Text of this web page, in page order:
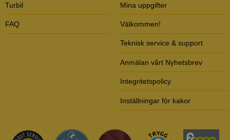
Turbil
FAQ
Mina uppgifter
Välkommen!
Teknisk service & support
Anmälan vårt Nyhetsbrev
Integritetspolicy
Inställningar för kakor